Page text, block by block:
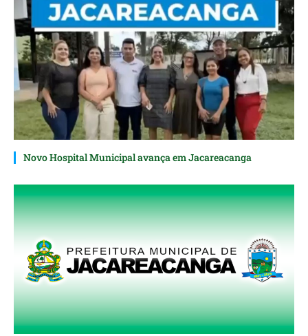
Novo Hospital Municipal avança em Jacareacanga